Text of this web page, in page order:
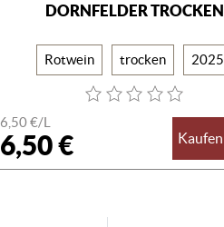
DORNFELDER TROCKEN
Rotwein trocken 2025
6,50 €/L
6,50 € Kaufen